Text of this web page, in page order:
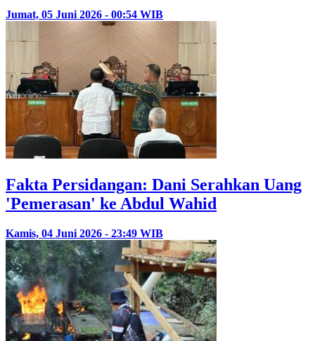
Jumat, 05 Juni 2026 - 00:54 WIB
Fakta Persidangan: Dani Serahkan Uang
'Pemerasan' ke Abdul Wahid
Kamis, 04 Juni 2026 - 23:49 WIB